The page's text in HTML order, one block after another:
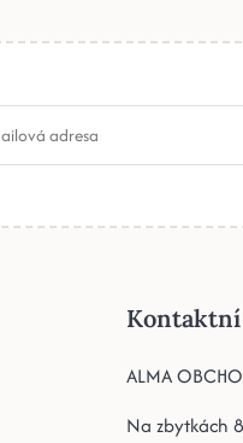
Kontaktní
ALMA
Na zbytkách